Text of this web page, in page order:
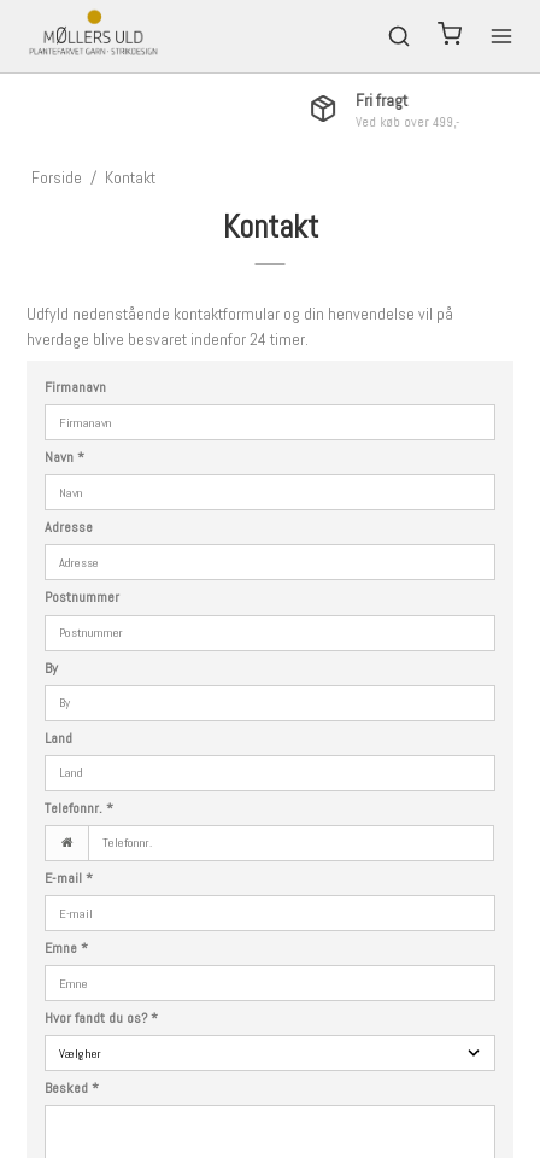
Fri fragt
Ved køb over 499,-
Forside / Kontakt
Kontakt
Udfyld nedenstående kontaktformular og din henvendelse vil på
hverdage blive besvaret indenfor 24 timer.
Firmanavn
Navn*
Adresse
Postnummer
By
Land
Telefonnr.*
E-mail*
Emne*
Hvor fandt du os?*
Besked*